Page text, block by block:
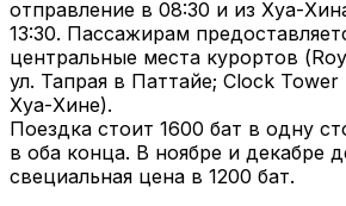
отправление в 08:30 и из Хуа-
13:30. Пассажирам
центральные места курортов
ул. Тапрая в Паттайе; Clock
Хуа-Хине).
Поездка стоит 1600 бат в одну
в оба конца. В ноябре и декабре
свециальная цена в 1200 бат.